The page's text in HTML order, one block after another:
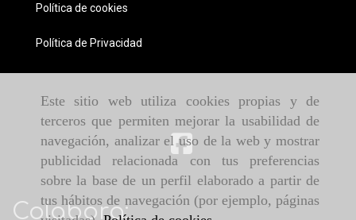
Este sitio web utiliza cookies propias y de
terceros que permiten mejorar la usabilidad de
navegación, analizar el uso de la web y mostrar
publicidad relacionada con tus preferencias
sobre la base de un perfil elaborado a partir de
tus hábitos de navegación (por ejemplo, páginas
Política de cookies
Política de Privacidad
Colabora: